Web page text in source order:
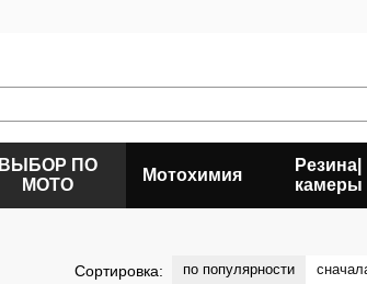
ВЫБОР ПО
МОТО
Мотохимия
Резина|
камеры
Сортировка: по популярности